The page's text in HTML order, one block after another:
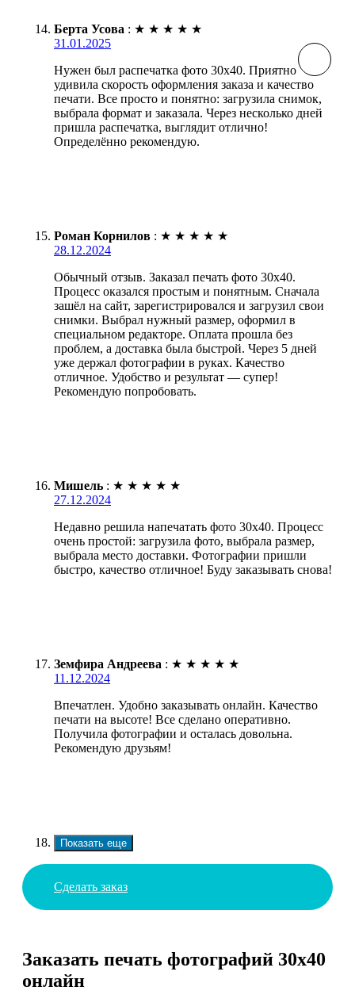
Берта Усова : ★ ★ ★ ★ ★
31.01.2025
Нужен был распечатка фото 30х40. Приятно
удивила скорость оформления заказа и качество
печати. Все просто и понятно: загрузила снимок,
выбрала формат и заказала. Через несколько дней
пришла распечатка, выглядит отлично!
Определённо рекомендую.
Роман Корнилов : ★ ★ ★ ★ ★
28.12.2024
Обычный отзыв. Заказал печать фото 30х40.
Процесс оказался простым и понятным. Сначала
зашёл на сайт, зарегистрировался и загрузил свои
снимки. Выбрал нужный размер, оформил в
специальном редакторе. Оплата прошла без
проблем, а доставка была быстрой. Через 5 дней
уже держал фотографии в руках. Качество
отличное. Удобство и результат — супер!
Рекомендую попробовать.
Мишель : ★ ★ ★ ★ ★
27.12.2024
Недавно решила напечатать фото 30х40. Процесс
очень простой: загрузила фото, выбрала размер,
выбрала место доставки. Фотографии пришли
быстро, качество отличное! Буду заказывать снова!
Земфира Андреева : ★ ★ ★ ★ ★
11.12.2024
Впечатлен. Удобно заказывать онлайн. Качество
печати на высоте! Все сделано оперативно.
Получила фотографии и осталась довольна.
Рекомендую друзьям!
Показать еще
Сделать заказ
Заказать печать фотографий 30х40
онлайн